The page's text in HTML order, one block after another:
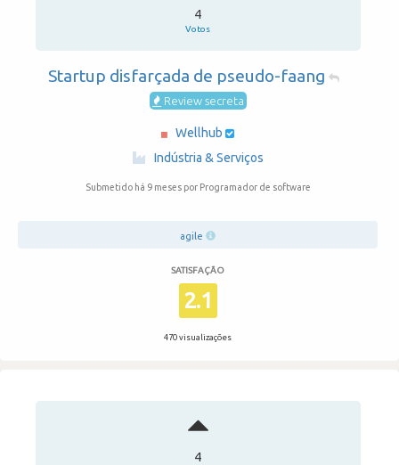
4
Votos
Startup disfarçada de pseudo-faang
Review secreta
Wellhub
Indústria & Serviços
Submetido há 9 meses por Programador de software
agile
SATISFAÇÃO
2.1
470 visualizações
4